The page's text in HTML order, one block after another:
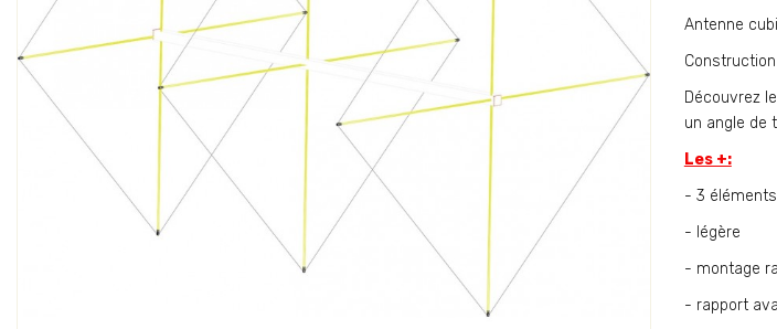
Antenne
Découvrez
un angle de
Les +:
- 3 éléments
- légère
- montage
- rapport